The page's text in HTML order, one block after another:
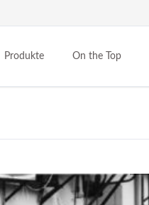
Produkte
Polizei - SEK
On the Top